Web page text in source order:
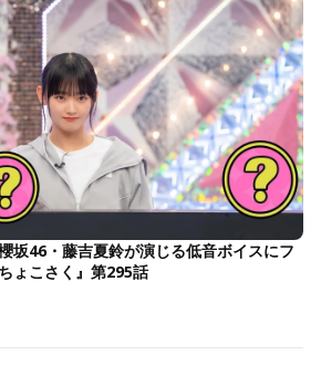
坂46・藤吉夏鈴が演じる低音ボイスにフ
ょこさく』第295話